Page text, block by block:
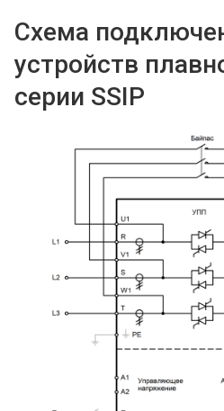
Схема
устройств
серии SSIP